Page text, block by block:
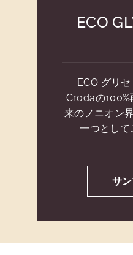
ECO
ECO グリ
Crodaの100%
来のノニオン
一つとして
サ